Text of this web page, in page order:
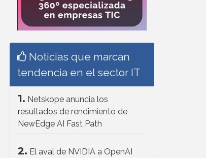
Noticias que marcan
tendencia en el sector IT
1. Netskope anuncia los
resultados de rendimiento de
NewEdge AI Fast Path
2. El aval de NVIDIA a OpenAI